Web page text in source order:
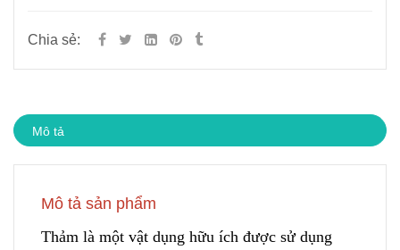
Chia sẻ:
Mô tả
Mô tả sản phẩm
Thảm là một vật dụng hữu ích được sử dụng